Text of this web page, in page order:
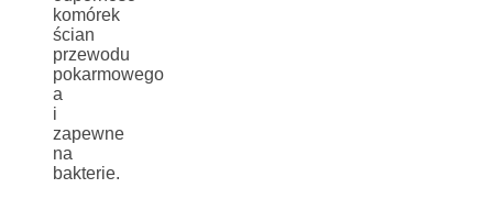
komórek
ścian
przewodu
pokarmowego
a
i
zapewne
na
bakterie.